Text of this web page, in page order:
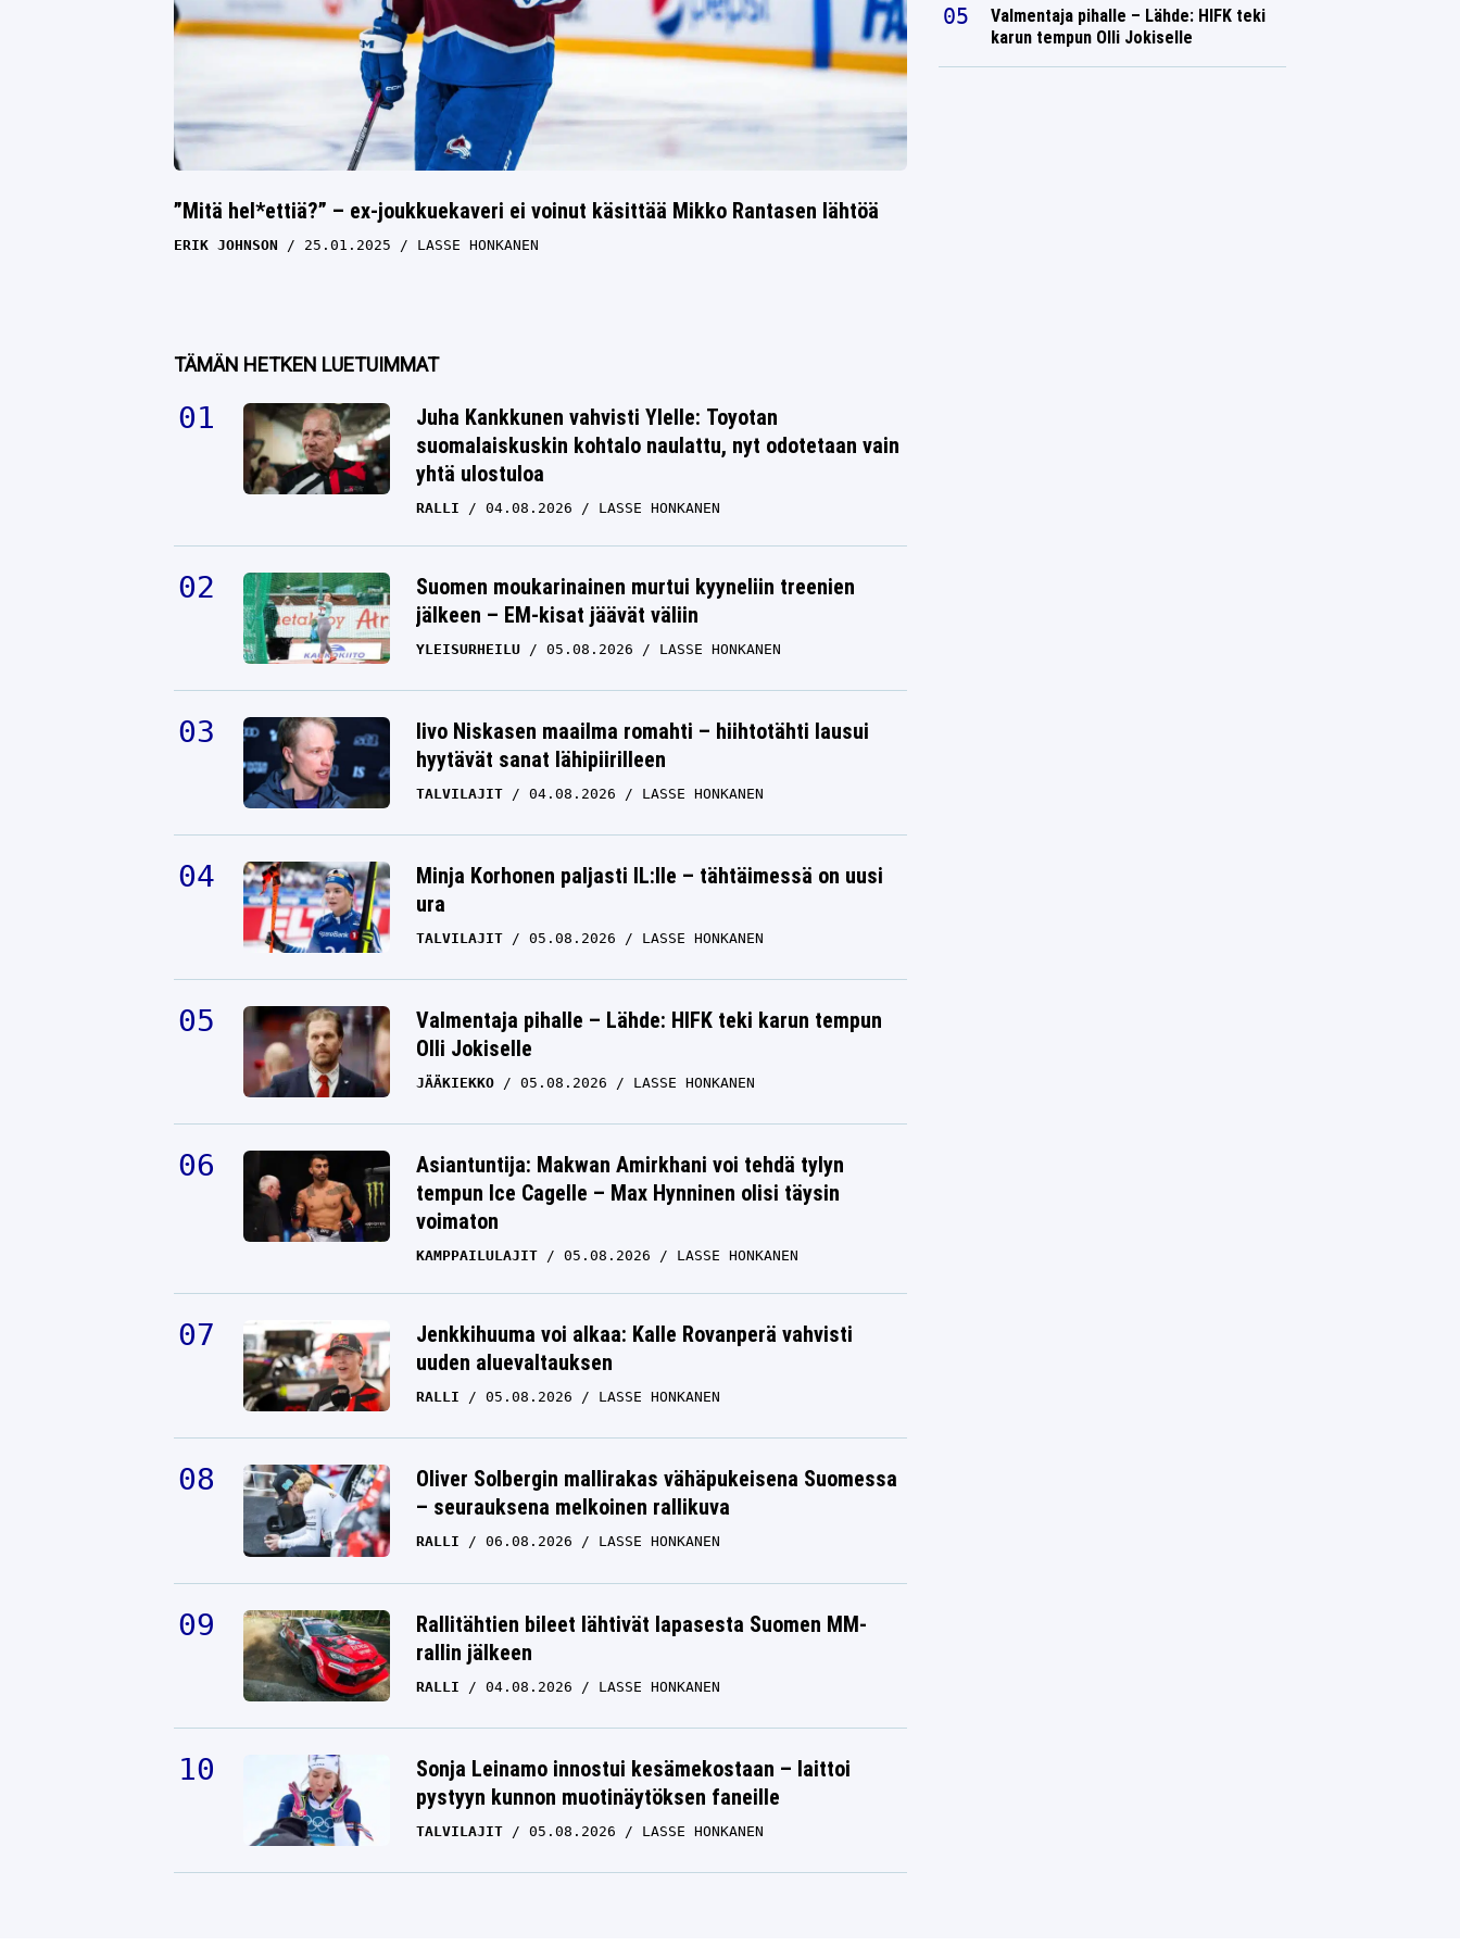
”Mitä hel*ettiä?” – ex-joukkuekaveri ei voinut käsittää Mikko Rantasen lähtöä
ERIK JOHNSON 25.01.2025 LASSE HONKANEN
TÄMÄN HETKEN LUETUIMMAT
Juha Kankkunen vahvisti Ylelle: Toyotan
suomalaiskuskin kohtalo naulattu, nyt odotetaan vain
yhtä ulostuloa
RALLI 04.08.2026 LASSE HONKANEN
Suomen moukarinainen murtui kyyneliin treenien
jälkeen – EM-kisat jäävät väliin
YLEISURHEILU 05.08.2026 LASSE HONKANEN
Iivo Niskasen maailma romahti – hiihtotähti lausui
hyytävät sanat lähipiirilleen
TALVILAJIT 04.08.2026 LASSE HONKANEN
Minja Korhonen paljasti IL:lle – tähtäimessä on uusi
ura
TALVILAJIT 05.08.2026 LASSE HONKANEN
Valmentaja pihalle – Lähde: HIFK teki karun tempun
Olli Jokiselle
JÄÄKIEKKO 05.08.2026 LASSE HONKANEN
Asiantuntija: Makwan Amirkhani voi tehdä tylyn
tempun Ice Cagelle – Max Hynninen olisi täysin
voimaton
KAMPPAILULAJIT 05.08.2026 LASSE HONKANEN
Jenkkihuuma voi alkaa: Kalle Rovanperä vahvisti
uuden aluevaltauksen
RALLI 05.08.2026 LASSE HONKANEN
Oliver Solbergin mallirakas vähäpukeisena Suomessa
– seurauksena melkoinen rallikuva
RALLI 06.08.2026 LASSE HONKANEN
Rallitähtien bileet lähtivät lapasesta Suomen MM-
rallin jälkeen
RALLI 04.08.2026 LASSE HONKANEN
Sonja Leinamo innostui kesämekostaan – laittoi
pystyyn kunnon muotinäytöksen faneille
TALVILAJIT 05.08.2026 LASSE HONKANEN
Valmentaja pihalle – Lähde: HIFK teki
karun tempun Olli Jokiselle